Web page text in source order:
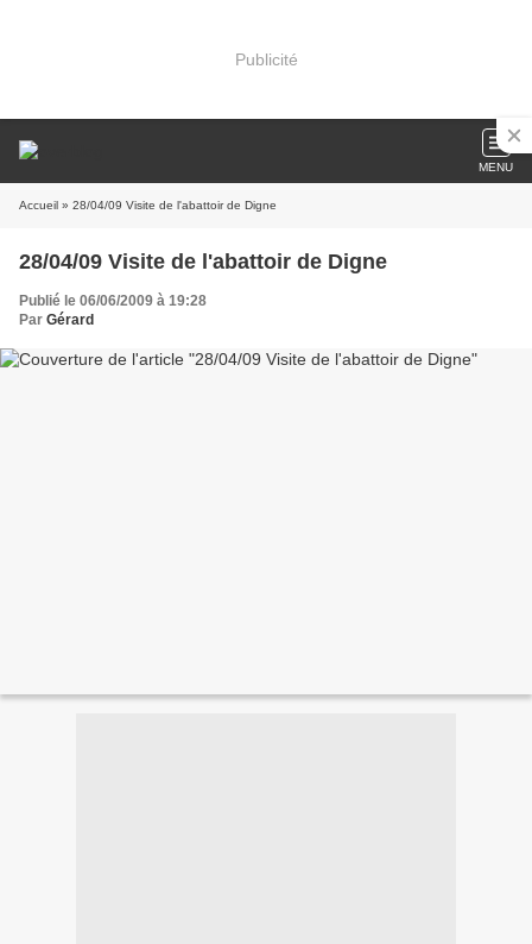
Publicité
MENU
Accueil » 28/04/09 Visite de l'abattoir de Digne
28/04/09 Visite de l'abattoir de Digne
Publié le 06/06/2009 à 19:28
Par Gérard